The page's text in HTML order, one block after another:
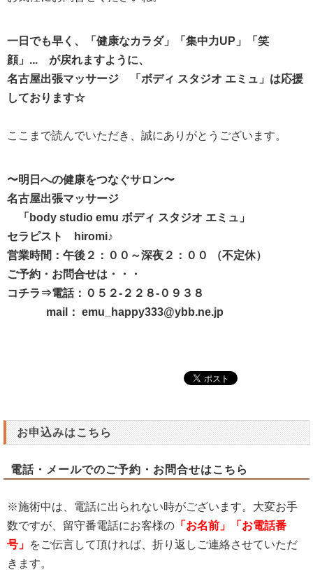
一日でも早く、「健康なカラダ」「集中力UP」「笑
顔」... が戻れますように、
名古屋出張マッサージ 「ボディ スタジオ エミュ」は応援
しております☆
ここまで読んでいただき、誠にありがとうございます。
〜明日への健康をつなぐサロン〜
名古屋出張マッサージ
「body studio emu ボディ スタジオ エミュ」
セラピスト hiromi♪
営業時間：午後２：００～深夜２：００ （不定休）
ご予約・お問合せは・・・
コチラ⇒電話：０５２-２２８-０９３８
mail： emu_happy333@ybb.ne.jp
お申込みはこちら
電話・メールでのご予約・お問合せはこちら
※施術中は、電話に出られない時がございます。大変お手
数ですが、留守番電話にお客様の 「お名前」「お電話番
号」 をご伝言して頂ければ、折り返しご連絡させていただ
きます。